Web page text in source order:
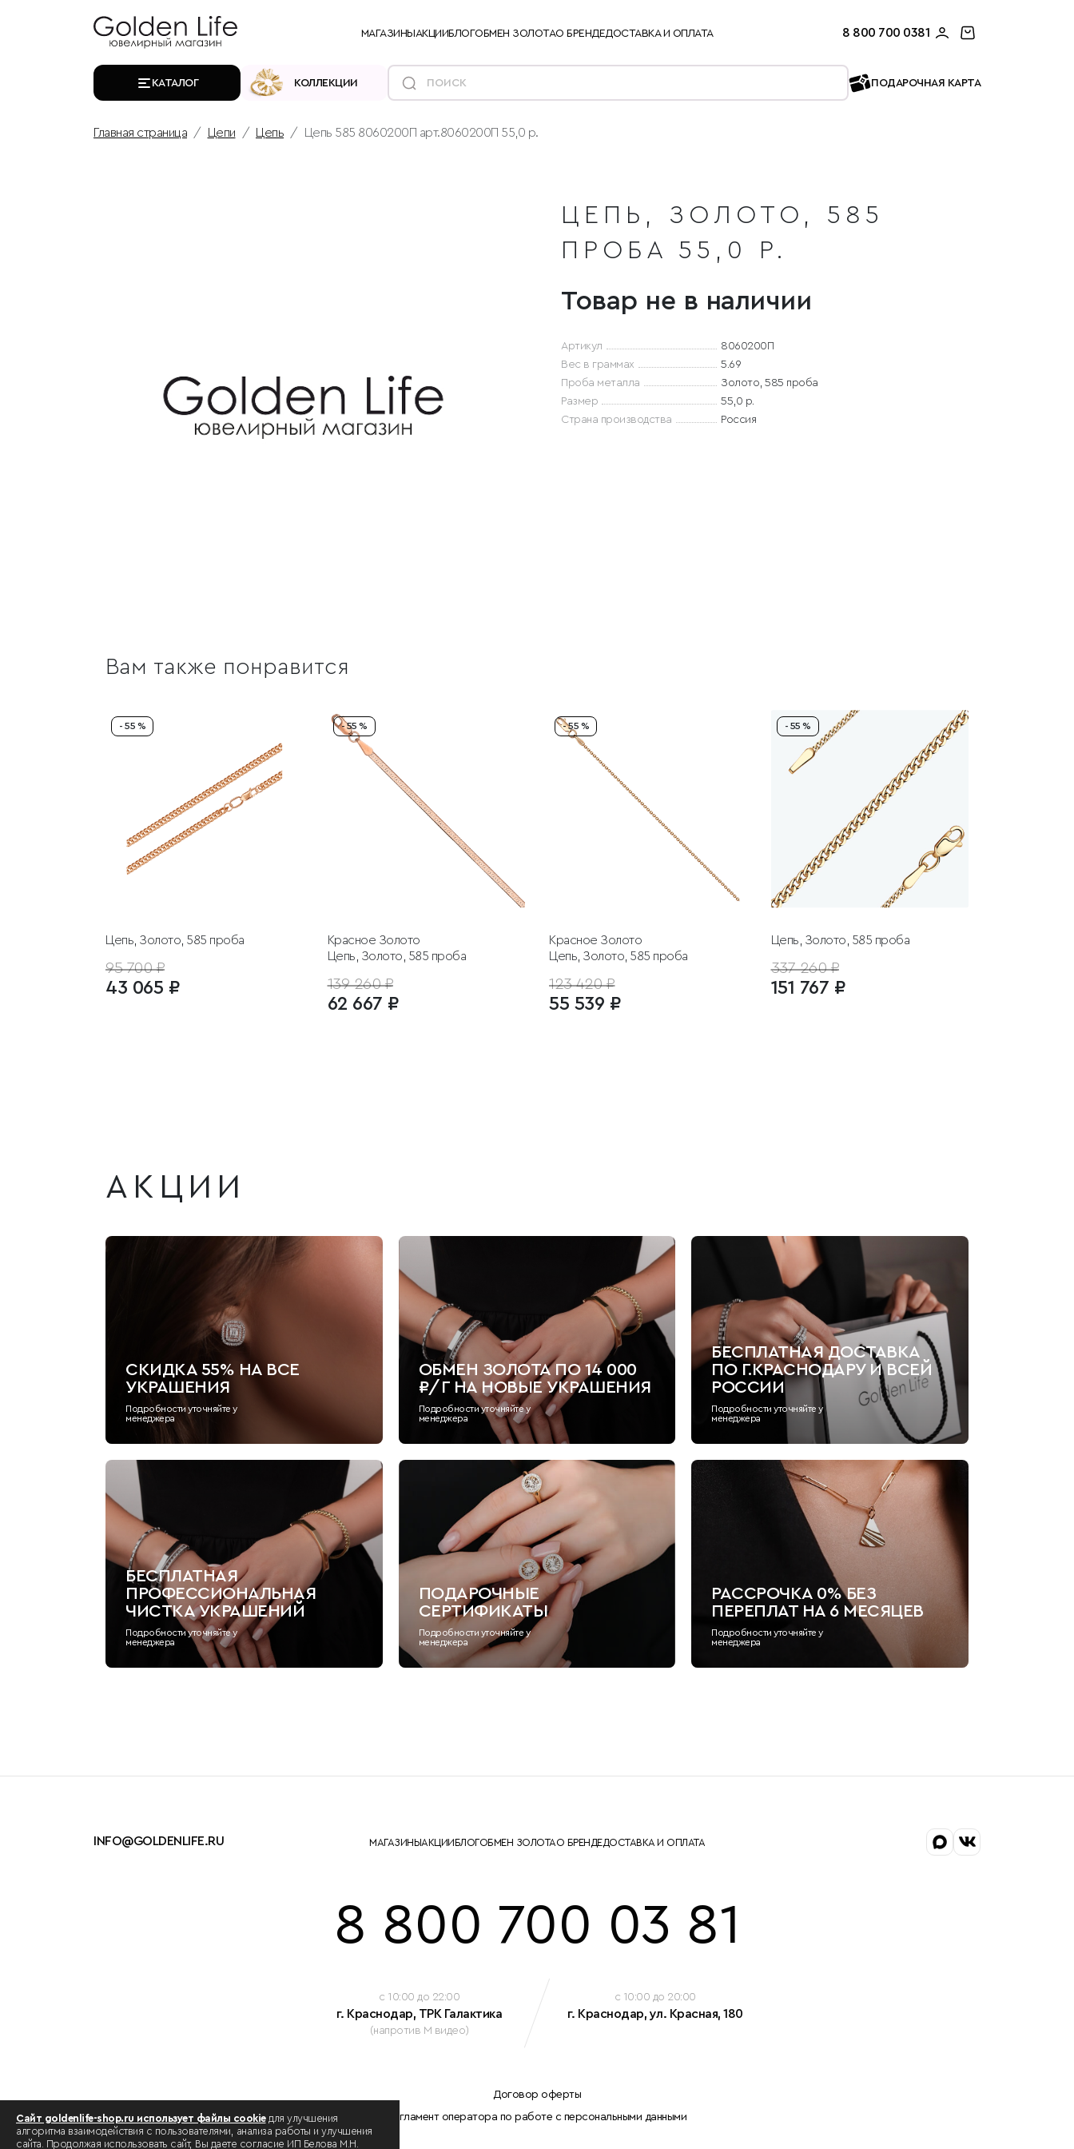
МАГАЗИНЫАКЦИИБЛОГОБМЕН ЗОЛОТАО БРЕНДЕДОСТАВКА И ОПЛАТА 8 800 700 0381
КАТАЛОГ КОЛЛЕКЦИИ ПОДАРОЧНАЯ КАРТА
Главная страница Цепи Цепь Цепь 585 8060200П арт.8060200П 55,0 р.
ЦЕПЬ, ЗОЛОТО, 585
ПРОБА 55,0 Р.
Товар не в наличии
Артикул
8060200П
Вес в граммах
5.69
Проба металла
Золото, 585 проба
Размер
55,0 р.
Страна производства
Россия
Вам также понравится
- 55 %
Цепь, Золото, 585 проба
95 700 ₽
43 065 ₽
- 55 %
Красное Золото
Цепь, Золото, 585 проба
139 260 ₽
62 667 ₽
- 55 %
Красное Золото
Цепь, Золото, 585 проба
123 420 ₽
55 539 ₽
- 55 %
Цепь, Золото, 585 проба
337 260 ₽
151 767 ₽
АКЦИИ
СКИДКА 55% НА ВСЕ
УКРАШЕНИЯ
Подробности уточняйте у
менеджера
ОБМЕН ЗОЛОТА ПО 14 000
₽/Г НА НОВЫЕ УКРАШЕНИЯ
Подробности уточняйте у
менеджера
БЕСПЛАТНАЯ ДОСТАВКА
ПО Г.КРАСНОДАРУ И ВСЕЙ
РОССИИ
Подробности уточняйте у
менеджера
БЕСПЛАТНАЯ
ПРОФЕССИОНАЛЬНАЯ
ЧИСТКА УКРАШЕНИЙ
Подробности уточняйте у
менеджера
ПОДАРОЧНЫЕ
СЕРТИФИКАТЫ
Подробности уточняйте у
менеджера
РАССРОЧКА 0% БЕЗ
ПЕРЕПЛАТ НА 6 МЕСЯЦЕВ
Подробности уточняйте у
менеджера
INFO@GOLDENLIFE.RU МАГАЗИНЫАКЦИИБЛОГОБМЕН ЗОЛОТАО БРЕНДЕДОСТАВКА И ОПЛАТА
8 800 700 03 81
c 10:00 до 22:00
г. Краснодар, ТРК Галактика
(напротив М видео)
c 10:00 до 20:00
г. Краснодар, ул. Красная, 180
Договор оферты
Регламент оператора по работе с персональными данными
Сайт goldenlife-shop.ru использует файлы cookieдля улучшения
алгоритма взаимодействия с пользователями, анализа работы и улучшения
сайта. Продолжая использовать сайт, Вы даете согласие ИП Белова М.Н.